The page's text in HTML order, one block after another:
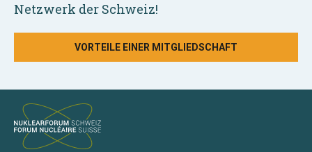
Netzwerk der Schweiz!
VORTEILE EINER MITGLIEDSCHAFT